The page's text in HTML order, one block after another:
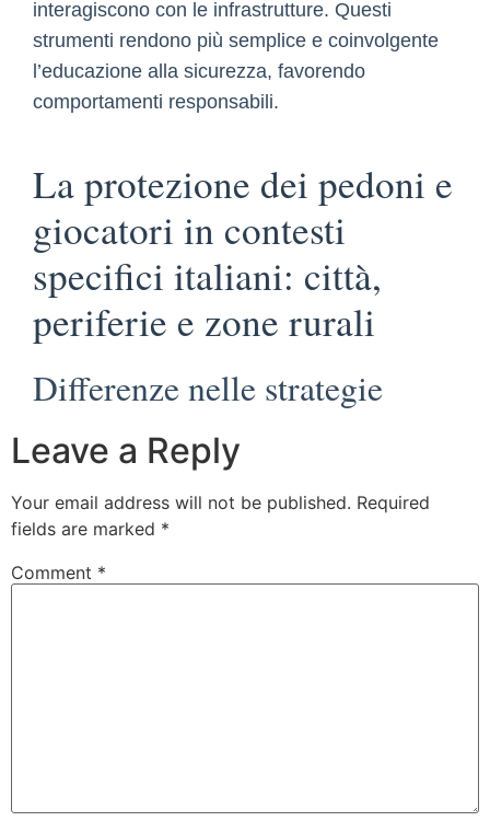
interagiscono con le infrastrutture. Questi
strumenti rendono più semplice e coinvolgente
l’educazione alla sicurezza, favorendo
comportamenti responsabili.
La protezione dei pedoni e
giocatori in contesti
specifici italiani: città,
periferie e zone rurali
Differenze nelle strategie
Leave a Reply
Your email address will not be published. Required
fields are marked *
Comment *